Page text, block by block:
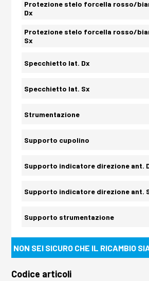
Protezione stelo forcella rosso/
Dx
Protezione stelo forcella rosso/
Sx
Specchietto lat. Dx
Specchietto lat. Sx
Strumentazione
Supporto cupolino
Supporto indicatore direzione ant.
Supporto indicatore direzione ant.
Supporto strumentazione
NON SEI SICURO CHE IL RICAMBIO
Codice articoli